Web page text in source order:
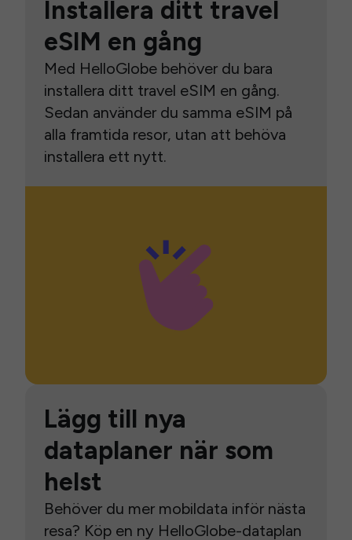
Installera ditt travel
eSIM en gång
Med HelloGlobe behöver du bara
installera ditt travel eSIM en gång.
Sedan använder du samma eSIM på
alla framtida resor, utan att behöva
installera ett nytt.
Lägg till nya
dataplaner när som
helst
Behöver du mer mobildata inför nästa
resa? Köp en ny HelloGlobe-dataplan